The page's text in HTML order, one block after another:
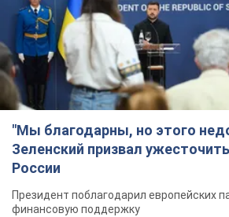
"Мы благодарны, но этого
Зеленский призвал
России
Президент поблагодарил европейских
финансовую поддержку